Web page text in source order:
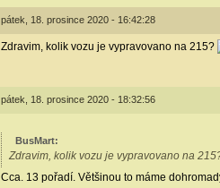
pátek, 18. prosince 2020 - 16:42:28
Zdravim, kolik vozu je vypravovano na 215?
pátek, 18. prosince 2020 - 18:32:56
BusMart:
Zdravim, kolik vozu je vypravovano na
Cca. 13 pořadí. Většinou to máme